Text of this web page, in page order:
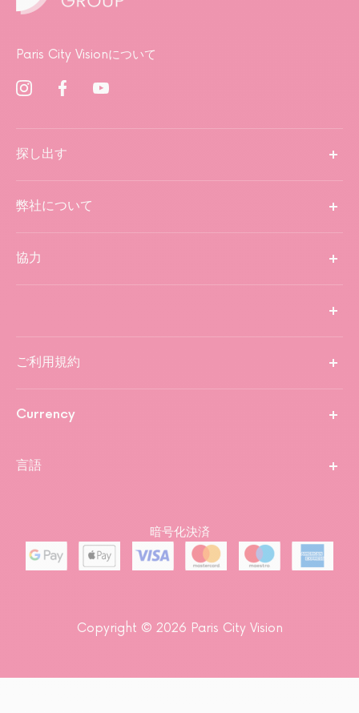
Paris City Visionについて
探し出す
弊社について
協力
ご利用規約
Currency
言語
暗号化決済
Copyright © 2026 Paris City Vision